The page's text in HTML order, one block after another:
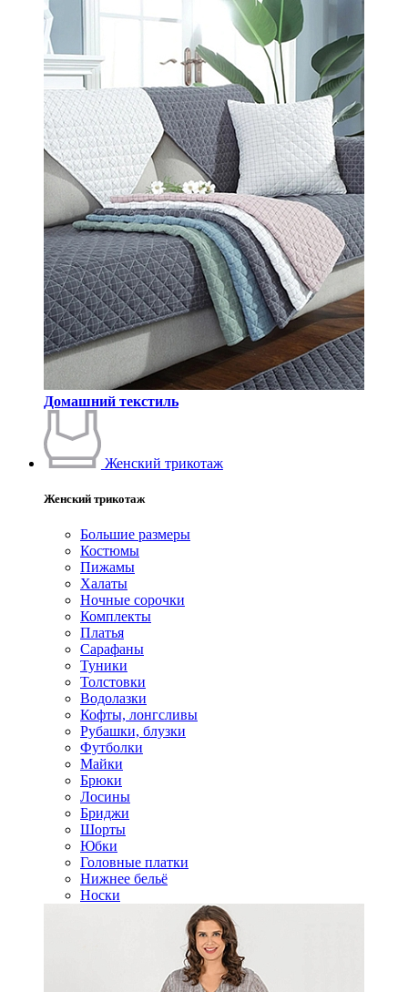
Домашний текстиль
Женский трикотаж
Женский трикотаж
Большие размеры
Костюмы
Пижамы
Халаты
Ночные сорочки
Комплекты
Платья
Сарафаны
Туники
Толстовки
Водолазки
Кофты, лонгсливы
Рубашки, блузки
Футболки
Майки
Брюки
Лосины
Бриджи
Шорты
Юбки
Головные платки
Нижнее бельё
Носки